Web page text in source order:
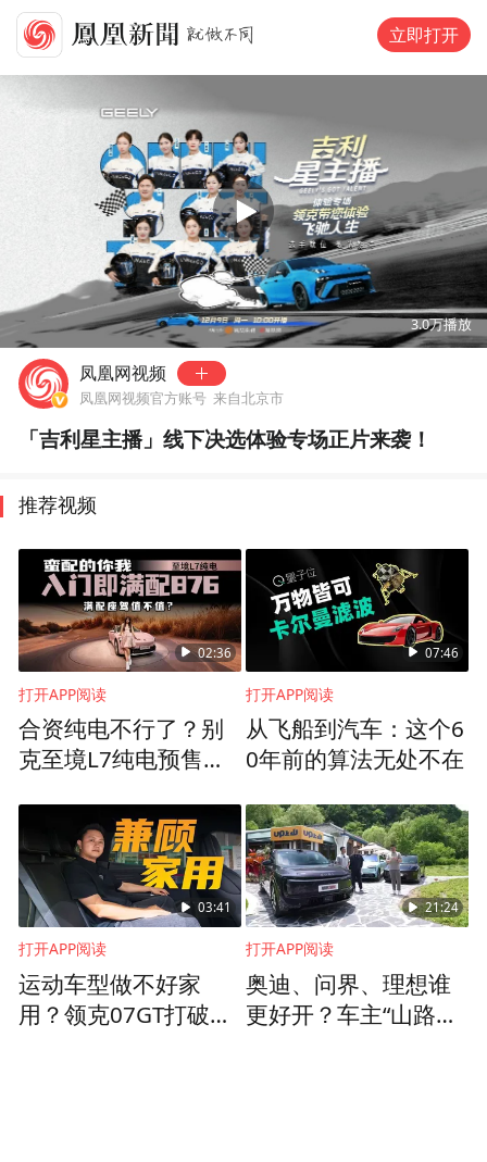
立即打开
00:00 44:21
3.0万播放
凤凰网视频
凤凰网视频官方账号 来自北京市
「吉利星主播」线下决选体验专场正片来袭！
推荐视频
02:36
打开APP阅读
合资纯电不行了？别
克至境L7纯电预售，8
07:46
打开APP阅读
从飞船到汽车：这个6
0年前的算法无处不在
03:41
打开APP阅读
运动车型做不好家
用？领克07GT打破常
21:24
打开APP阅读
奥迪、问界、理想谁
更好开？车主“山路